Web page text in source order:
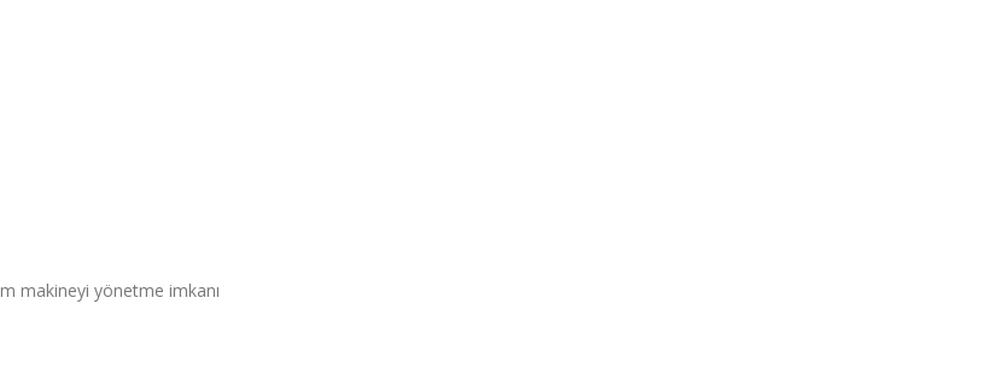
makineyi yönetme imkanı